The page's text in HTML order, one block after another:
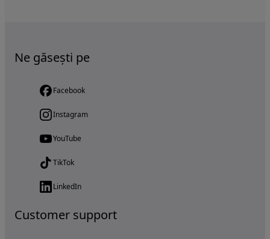
Ne găsești pe
Facebook
Instagram
YouTube
TikTok
LinkedIn
Customer support